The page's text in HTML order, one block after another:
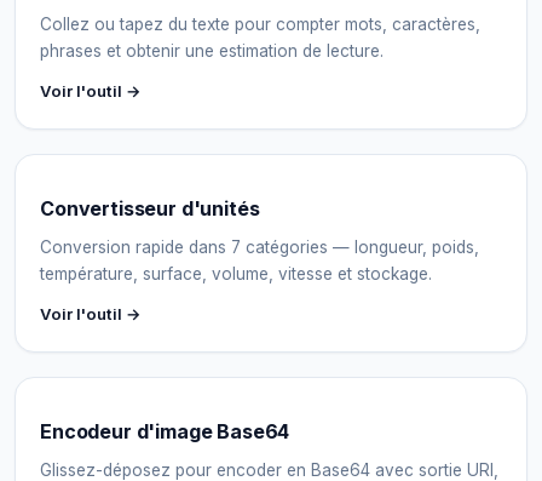
Collez ou tapez du texte pour compter mots, caractères,
phrases et obtenir une estimation de lecture.
Voir l'outil →
Convertisseur d'unités
Conversion rapide dans 7 catégories — longueur, poids,
température, surface, volume, vitesse et stockage.
Voir l'outil →
Encodeur d'image Base64
Glissez-déposez pour encoder en Base64 avec sortie URI,